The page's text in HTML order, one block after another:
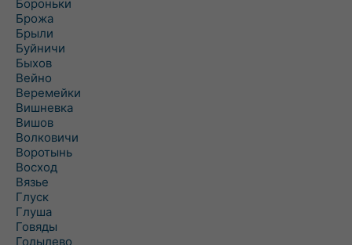
Бороньки
Брожа
Брыли
Буйничи
Быхов
Вейно
Веремейки
Вишневка
Вишов
Волковичи
Воротынь
Восход
Вязье
Глуск
Глуша
Говяды
Годылево